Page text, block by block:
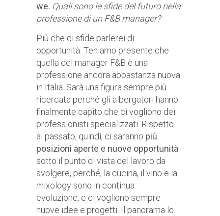
we. Quali sono le sfide del futuro nella
professione di un F&B manager?
Più che di sfide parlerei di
opportunità. Teniamo presente che
quella del manager F&B è una
professione ancora abbastanza nuova
in Italia. Sarà una figura sempre più
ricercata perché gli albergatori hanno
finalmente capito che ci vogliono dei
professionisti specializzati. Rispetto
al passato, quindi, ci saranno più
posizioni aperte e nuove opportunità
sotto il punto di vista del lavoro da
svolgere, perché, la cucina, il vino e la
mixology sono in continua
evoluzione, e ci vogliono sempre
nuove idee e progetti. Il panorama lo